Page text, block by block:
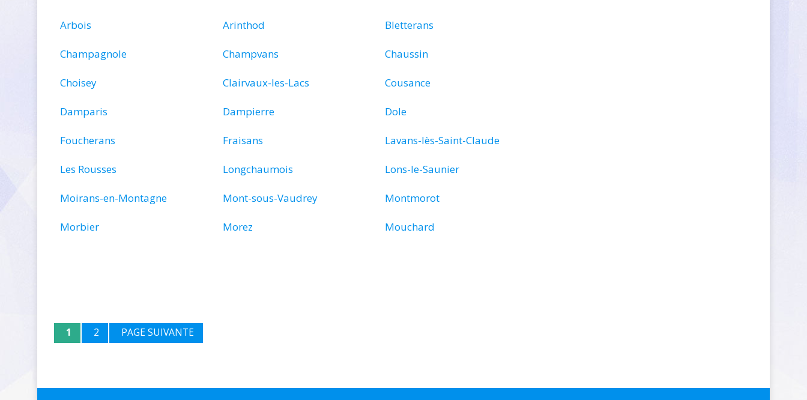
Arbois Arinthod Bletterans
Champagnole Champvans Chaussin
Choisey Clairvaux-les-Lacs Cousance
Damparis Dampierre Dole
Foucherans Fraisans Lavans-lès-Saint-Claude
Les Rousses Longchaumois Lons-le-Saunier
Moirans-en-Montagne Mont-sous-Vaudrey Montmorot
Morbier Morez Mouchard
1 2 PAGE SUIVANTE